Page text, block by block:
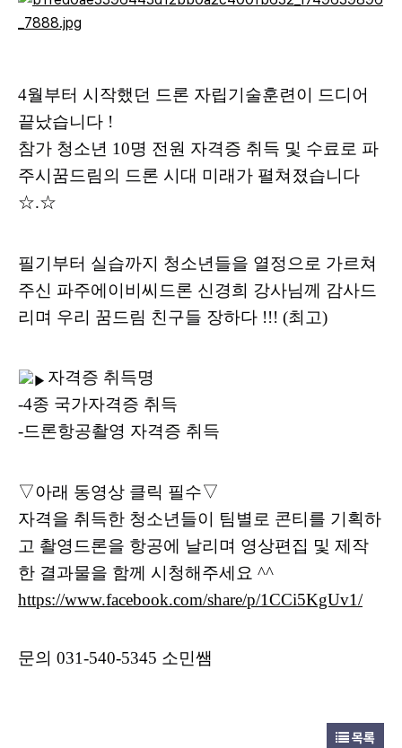
4월부터 시작했던 드론 자립기술훈련이 드디어
끝났습니다 !
참가 청소년 10명 전원 자격증 취득 및 수료로 파
주시꿈드림의 드론 시대 미래가 펼쳐졌습니다
☆.☆
필기부터 실습까지 청소년들을 열정으로 가르쳐
주신 파주에이비씨드론 신경희 강사님께 감사드
리며 우리 꿈드림 친구들 장하다 !!! (최고)
자격증 취득명
-4종 국가자격증 취득
-드론항공촬영 자격증 취득
▽아래 동영상 클릭 필수▽
자격을 취득한 청소년들이 팀별로 콘티를 기획하
고 촬영드론을 항공에 날리며 영상편집 및 제작
한 결과물을 함께 시청해주세요 ^^
https://www.facebook.com/share/p/1CCi5KgUv1/
문의 031-540-5345 소민쌤
목록